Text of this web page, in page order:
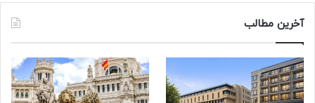
آخرین مطالب